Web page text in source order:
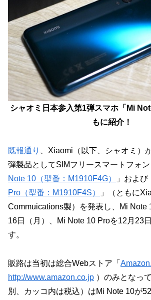
シャオミ日本参入第1弾スマホ「Mi
もに紹介！
既報通り
、Xiaomi（以下、シャオミ）
弾製品としてSIMフリースマートフォン
Note 10（型番：M1910F4G）
」および
Pro（型番：M1910F4S）
」（ともに
Commuications製）を発表し、Mi Note
16日（月）、Mi Note 10 Proを12月23
す。
販路は当初は総合Webストア「
http://www.amazon.co.jp ）のみとなっ
別、カッコ内は税込）はMi Note 10が